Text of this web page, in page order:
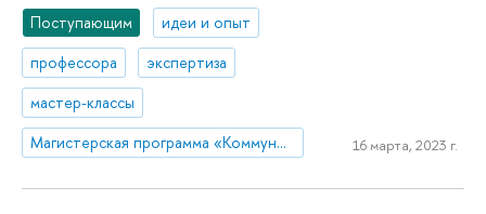
Поступающим
идеи и опыт
профессора
экспертиза
мастер-классы
Магистерская программа «Коммуникации в государственных структурах и НКО»
16 марта, 2023 г.